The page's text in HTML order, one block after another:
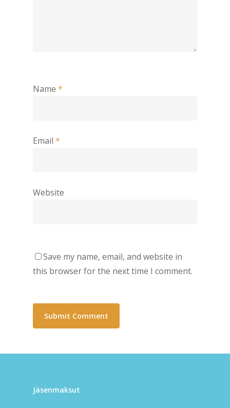
Name *
Email *
Website
Save my name, email, and website in
this browser for the next time I comment.
Jäsenmaksut